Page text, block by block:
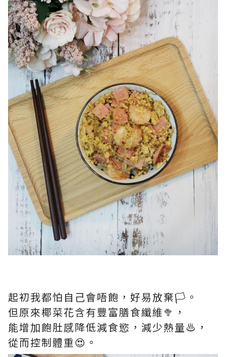
起初我都怕自己會唔飽，好易放棄🏳。
但原來椰菜花含有豐富膳食纖維🥦，
能增加飽肚感降低減食慾，減少熱量♨️，
從而控制體重😍。